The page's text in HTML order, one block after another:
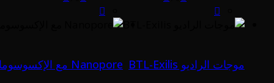
موجات الراديو BTL-Exilis Nanopore مع الإكسوسومات